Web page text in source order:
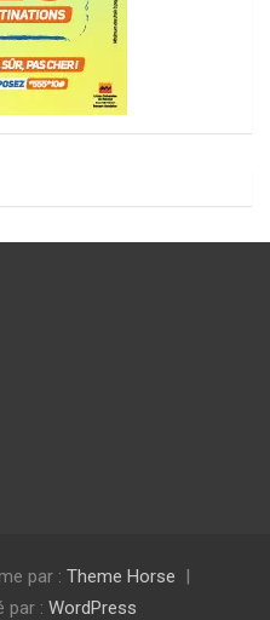
par : Theme Horse
par : WordPress